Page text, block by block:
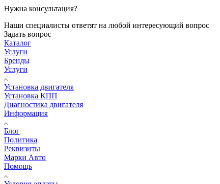
Нужна консультация?
Наши специалисты ответят на любой интересующий вопрос
Задать вопрос
Каталог
Услуги
Бренды
Услуги
Установка двигателя
Установка КПП
Диагностика двигателя
Информация
Блог
Политика
Реквизиты
Марки Авто
Помощь